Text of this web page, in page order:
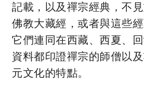
記載，以及禪宗經典，不
佛教大藏經，或者與這些
它們連同在西藏、西夏、
資料都印證禪宗的師僧以
元文化的特點。